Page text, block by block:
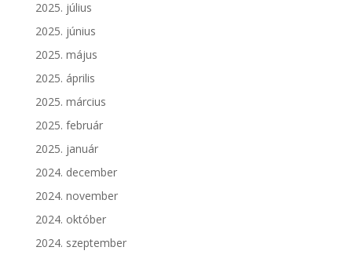
2025. július
2025. június
2025. május
2025. április
2025. március
2025. február
2025. január
2024. december
2024. november
2024. október
2024. szeptember